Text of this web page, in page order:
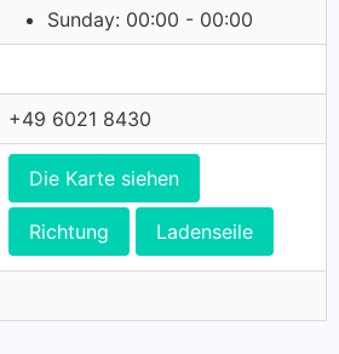
Sunday: 00:00 - 00:00
+49 6021 8430
Die Karte siehen
Richtung Ladenseile